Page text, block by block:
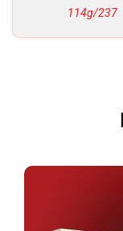
Kem Matcha
114g/237